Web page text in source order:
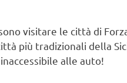
visitare le città di
più tradizionali della
alle auto!